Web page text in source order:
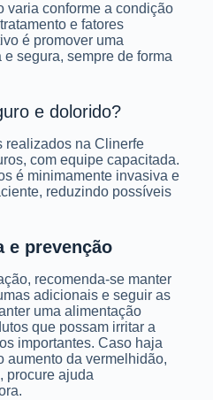
varia conforme a condição
e fatores
é promover uma
segura, sempre de forma
e dolorido?
realizados na Clinerfe
com equipe capacitada.
é minimamente invasiva e
reduzindo possíveis
e prevenção
recomenda-se manter
adicionais e seguir as
uma alimentação
que possam irritar a
importantes. Caso haja
aumento da vermelhidão,
procure ajuda